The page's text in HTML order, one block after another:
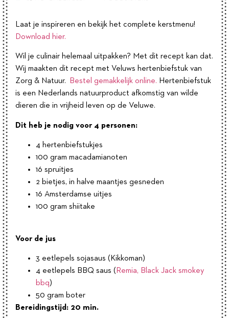
Laat je inspireren en bekijk het complete kerstmenu!
Download hier.
Wil je culinair helemaal uitpakken? Met dit recept kan dat.
Wij maakten dit recept met Veluws hertenbiefstuk van
Zorg & Natuur. Bestel gemakkelijk online. Hertenbiefstuk
is een Nederlands natuurproduct afkomstig van wilde
dieren die in vrijheid leven op de Veluwe.
Dit heb je nodig voor 4 personen:
4 hertenbiefstukjes
100 gram macadamianoten
16 spruitjes
2 bietjes, in halve maantjes gesneden
16 Amsterdamse uitjes
100 gram shiitake
Voor de jus
3 eetlepels sojasaus (Kikkoman)
4 eetlepels BBQ saus ( Remia, Black Jack smokey
bbq)
50 gram boter
Bereidingstijd: 20 min.